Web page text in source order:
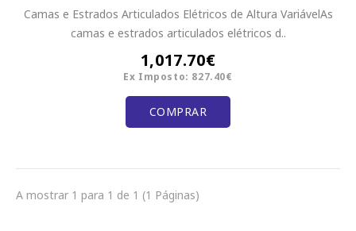
Camas e Estrados Articulados Elétricos de Altura VariávelAs
camas e estrados articulados elétricos d..
1,017.70€
Ex Imposto: 827.40€
COMPRAR
A mostrar 1 para 1 de 1 (1 Páginas)